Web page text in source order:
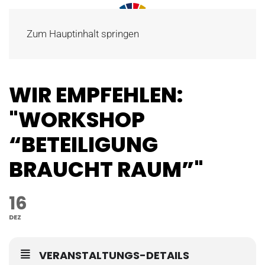
Zum Hauptinhalt springen
WIR EMPFEHLEN:
"WORKSHOP
“BETEILIGUNG
BRAUCHT RAUM”"
16
DEZ
VERANSTALTUNGS-DETAILS